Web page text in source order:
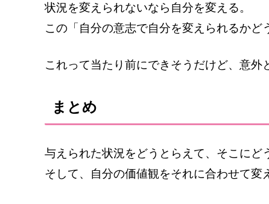
状況を変えられないなら自分を変える。
この「自分の意志で自分を変えられるかど
これって当たり前にできそうだけど、意外
まとめ
与えられた状況をどうとらえて、そこにど
そして、自分の価値観をそれに合わせて変